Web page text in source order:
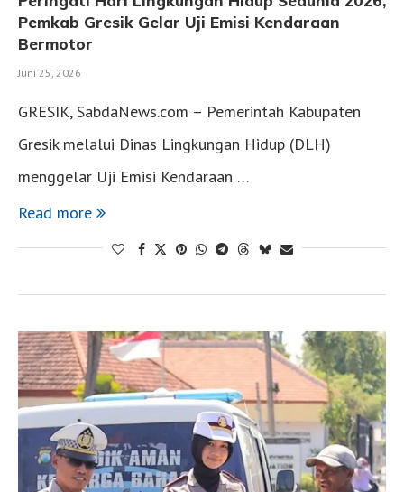
Pemkab Gresik Gelar Uji Emisi Kendaraan
Bermotor
Juni 25, 2026
GRESIK, SabdaNews.com – Pemerintah Kabupaten
Gresik melalui Dinas Lingkungan Hidup (DLH)
menggelar Uji Emisi Kendaraan …
Read more